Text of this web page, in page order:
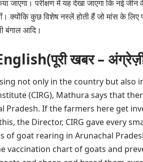
जाएगा। परीक्षण में यह देखा जाएगा कि नई
क्योंकि कुछ विशेष नस्लें होती हैं जो मांस के लिए
बंगाल आदि।
खबर –
not only in the country but also
(CIRG), Mathura says that
Pradesh. If the farmers here get
the Director, CIRG gave every
goat rearing in Arunachal
vaccination chart of goats and